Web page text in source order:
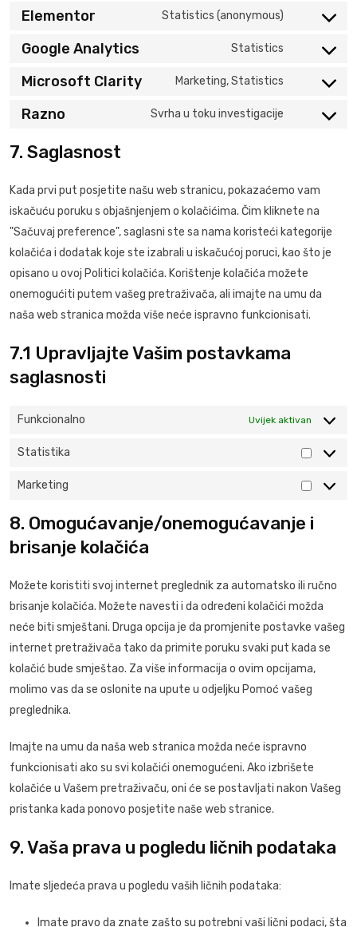
wordfence
Elementor Statistics (anonymous)
Consent
elementor
Google Analytics Statistics
Consent
google-
Microsoft Clarity Marketing, Statistics
Consent
Razno Svrha u toku investigacije
Consent
razno
7. Saglasnost
Kada prvi put posjetite našu web stranicu, pokazaćemo vam
iskačuću poruku s objašnjenjem o kolačićima. Čim kliknete na
"Sačuvaj preference", saglasni ste sa nama koristeći kategorije
kolačića i dodatak koje ste izabrali u iskačućoj poruci, kao što je
opisano u ovoj Politici kolačića. Korištenje kolačića možete
onemogućiti putem vašeg pretraživača, ali imajte na umu da
naša web stranica možda više neće ispravno funkcionisati.
7.1 Upravljajte Vašim postavkama
saglasnosti
Funkcionalno Uvijek aktivan
Statistika
Marketing
8. Omogućavanje/onemogućavanje i
brisanje kolačića
Možete koristiti svoj internet preglednik za automatsko ili ručno
brisanje kolačića. Možete navesti i da određeni kolačići možda
neće biti smještani. Druga opcija je da promjenite postavke vašeg
internet pretraživača tako da primite poruku svaki put kada se
kolačić bude smještao. Za više informacija o ovim opcijama,
molimo vas da se oslonite na upute u odjeljku Pomoć vašeg
preglednika.
Imajte na umu da naša web stranica možda neće ispravno
funkcionisati ako su svi kolačići onemogućeni. Ako izbrišete
kolačiće u Vašem pretraživaču, oni će se postavljati nakon Vašeg
pristanka kada ponovo posjetite naše web stranice.
9. Vaša prava u pogledu ličnih podataka
Imate sljedeća prava u pogledu vaših ličnih podataka:
Imate pravo da znate zašto su potrebni vaši lični podaci, šta